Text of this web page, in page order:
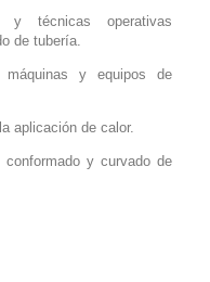
y técnicas operativas
de tubería.
máquinas y equipos de
aplicación de calor.
y curvado de